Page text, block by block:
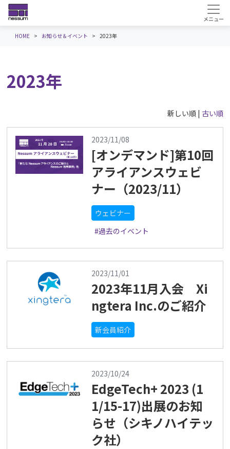
HOME お知らせ＆イベント 2023年
2023年
新しい順 | 古い順
2023/11/08
[オンデマンド]第10回
アライアンスウェビ
ナー（2023/11）
ウェビナー
#過去のイベント
2023/11/01
2023年11月入会 Xi
ngtera Inc.のご紹介
新会員紹介
2023/10/24
EdgeTech+ 2023 (1
1/15-17)出展のお知
らせ（シキノハイテッ
ク社）